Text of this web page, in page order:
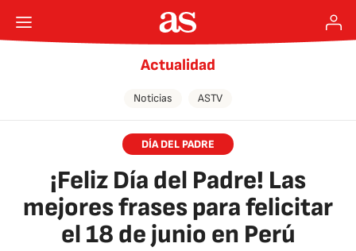
Actualidad
Noticias ASTV
DÍA DEL PADRE
¡Feliz Día del Padre! Las
mejores frases para felicitar
el 18 de junio en Perú